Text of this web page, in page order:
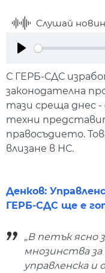
Слушай
С ГЕРБ-СДС
законодателна
тази среща днес -
техни
правосъдието.
влизане в НС.
Денков:
ГЕРБ-СДС ще е
„В петък ясно
мнозинства за
управленска и